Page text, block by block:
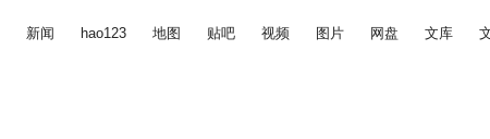
新闻 hao123 地图 贴吧 视频 图片 网盘 文库